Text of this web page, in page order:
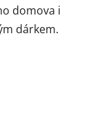
domova i
dárkem.